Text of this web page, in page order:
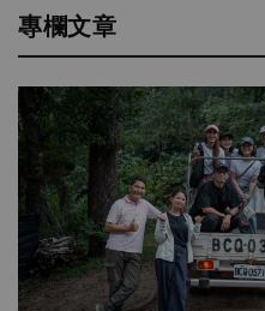
專欄文章